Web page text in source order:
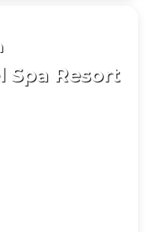
Spa Resort